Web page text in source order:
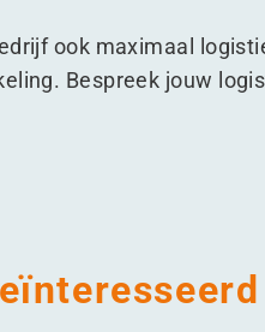
ook maximaal
Bespreek jouw